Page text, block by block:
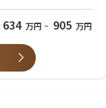
や出張者の受入な
でのイベントの対応
ーシップを発揮された
634 万円 ~ 905 万円